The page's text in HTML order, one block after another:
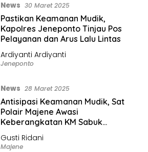
News 30 Maret 2025
Pastikan Keamanan Mudik,
Kapolres Jeneponto Tinjau Pos
Pelayanan dan Arus Lalu Lintas
Ardiyanti Ardiyanti
Jeneponto
News 28 Maret 2025
Antisipasi Keamanan Mudik, Sat
Polair Majene Awasi
Keberangkatan KM Sabuk
Nusantara
Gusti Ridani
Majene